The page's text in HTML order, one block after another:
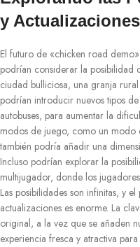
y
El futuro de «chicken road
podrían considerar la posibilidad
ciudad bulliciosa, una granja
podrían introducir nuevos tipos
autobuses, para aumentar la
modos de juego, como un
también podría añadir una
Incluso podrían explorar la
multijugador, donde los
Las posibilidades son infinitas, y
actualizaciones es enorme. La
original, a la vez que se añaden
experiencia fresca y atractiva